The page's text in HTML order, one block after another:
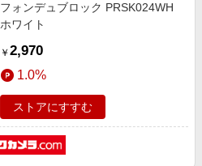
フォンデュブロック PRSK024WH
ホワイト
￥ 2,970
1.0%
ストアにすすむ